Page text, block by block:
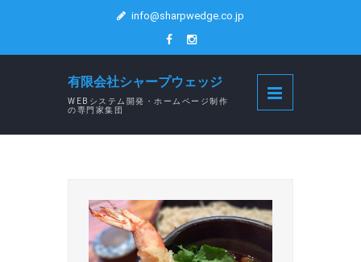
info@sharpwedge.co.jp
有限会社シャープウェッジ
WEBシステム開発・ホームページ制作
の専門家集団